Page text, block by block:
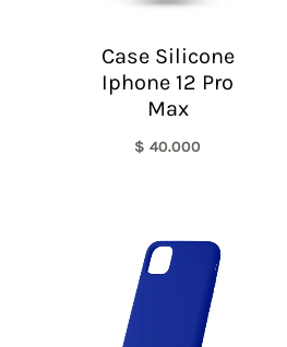
Case Silicone
Iphone 12 Pro
Max
$ 40.000